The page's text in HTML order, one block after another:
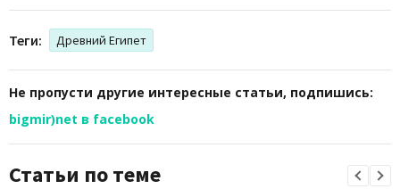
Теги: Древний Египет
Не пропусти другие интересные статьи, подпишись:
bigmir)net в facebook
Статьи по теме